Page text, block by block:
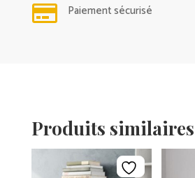
 Paiement sécurisé
Produits similaires